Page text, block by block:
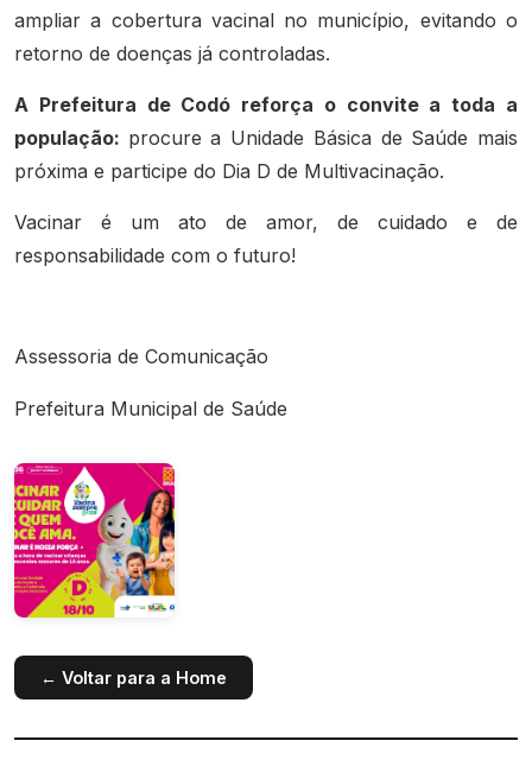
ampliar a cobertura vacinal no município, evitando o
retorno de doenças já controladas.
A Prefeitura de Codó reforça o convite a toda a
população: procure a Unidade Básica de Saúde mais
próxima e participe do Dia D de Multivacinação.
Vacinar é um ato de amor, de cuidado e de
responsabilidade com o futuro!
Assessoria de Comunicação
Prefeitura Municipal de Saúde
← Voltar para a Home